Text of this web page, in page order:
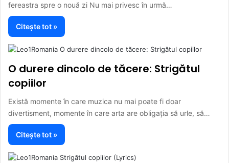
fereastra spre o nouă zi Nu mai privesc în urmă…
Citește tot »
O durere dincolo de tăcere: Strigătul
copiilor
Există momente în care muzica nu mai poate fi doar
divertisment, momente în care arta are obligația să urle, să…
Citește tot »